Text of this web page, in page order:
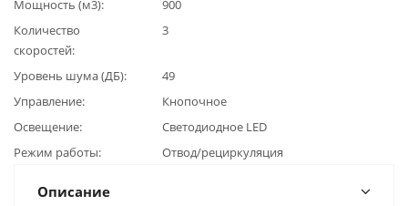
Мощность (м3)
900
Количество
скоростей
3
Уровень шума (ДБ)
49
Управление
Кнопочное
Освещение
Светодиодное LED
Режим работы
Отвод/рециркуляция
Описание